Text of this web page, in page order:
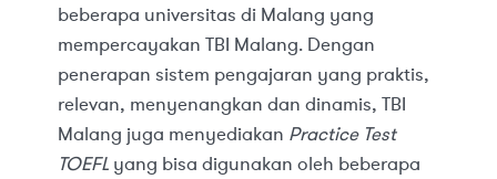
beberapa universitas di Malang yang
mempercayakan TBI Malang. Dengan
penerapan sistem pengajaran yang praktis,
relevan, menyenangkan dan dinamis, TBI
Malang juga menyediakan Practice Test
TOEFL yang bisa digunakan oleh beberapa